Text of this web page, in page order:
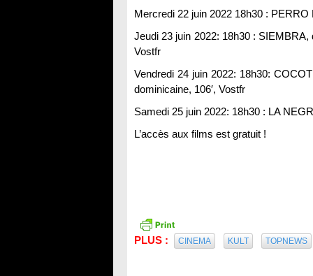
Mercredi 22 juin 2022 18h30 :
Jeudi 23 juin 2022: 18h30 :
Vostfr
Vendredi 24 juin 2022: 18h30:
dominicaine, 106′, Vostfr
Samedi 25 juin 2022: 18h30 : LA
L’accès aux films est gratuit !
PLUS : CINEMA KULT TOPNEWS